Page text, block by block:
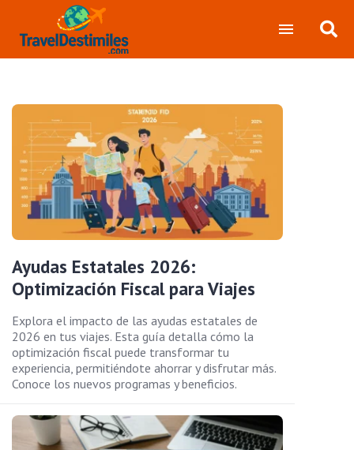
Ayudas Estatales 2026:
Optimización Fiscal para Viajes
Explora el impacto de las ayudas estatales de
2026 en tus viajes. Esta guía detalla cómo la
optimización fiscal puede transformar tu
experiencia, permitiéndote ahorrar y disfrutar más.
Conoce los nuevos programas y beneficios.